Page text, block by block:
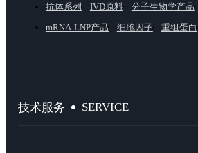
抗体系列 IVD原料 分子生物学产品
mRNA-LNP产品
细胞因子 重组蛋白
技术服务 SERVICE